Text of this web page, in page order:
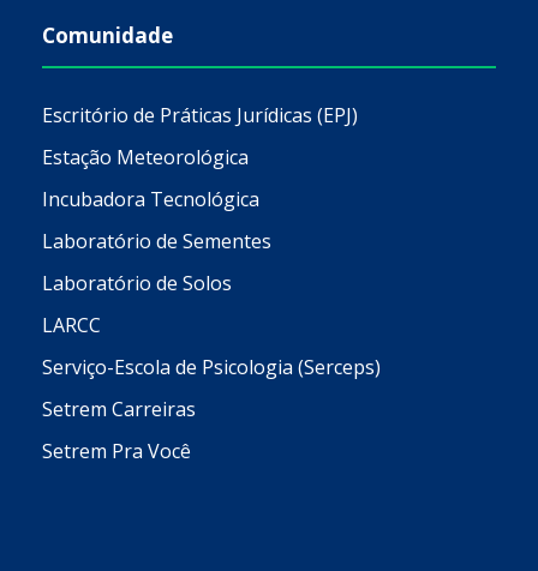
Comunidade
Escritório de Práticas Jurídicas (EPJ)
Estação Meteorológica
Incubadora Tecnológica
Laboratório de Sementes
Laboratório de Solos
LARCC
Serviço-Escola de Psicologia (Serceps)
Setrem Carreiras
Setrem Pra Você